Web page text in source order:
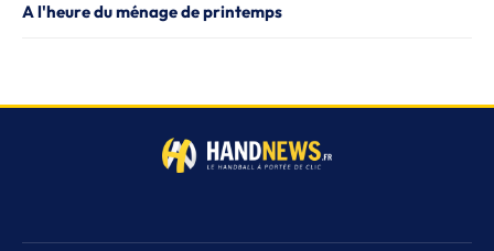
A l'heure du ménage de printemps